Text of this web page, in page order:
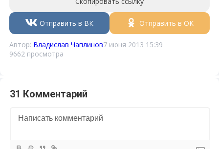
Отправить в ВК Отправить в ОК
Автор: Владислав Чаплинов7 июня 2013 15:39
9662 просмотра
31 Комментарий